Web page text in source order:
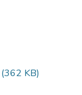
(362 KB)